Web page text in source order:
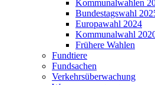
Kommunalwahlen
Bundestagswahl
Europawahl 2024
Kommunalwahl
Frühere Wahlen
Fundtiere
Fundsachen
Verkehrsüberwachung